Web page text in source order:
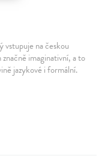
vstupuje na českou
imaginativní, a to
jazykové i formální.